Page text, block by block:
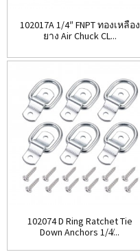
102017A 1/4″ FNPT ทองเหลือง
ยาง Air Chuck CL...
102074 D Ring Ratchet Tie
Down Anchors 1/4̸...